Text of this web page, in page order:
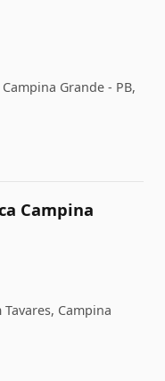
Grande - PB,
Campina
Campina